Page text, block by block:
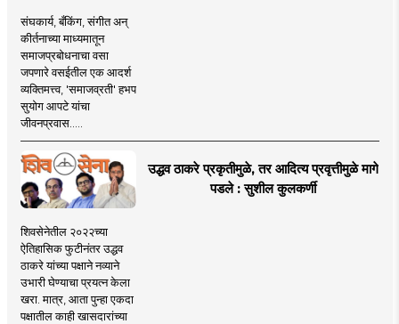
संघकार्य, बँकिंग, संगीत अन्
कीर्तनाच्या माध्यमातून
समाजप्रबोधनाचा वसा
जपणारे वसईतील एक आदर्श
व्यक्तिमत्त्व, 'समाजव्रती' हभप
सुयोग आपटे यांचा
जीवनप्रवास.....
उद्धव ठाकरे प्रकृतीमुळे, तर आदित्य प्रवृत्तीमुळे मागे
पडले : सुशील कुलकर्णी
शिवसेनेतील २०२२च्या
ऐतिहासिक फुटीनंतर उद्धव
ठाकरे यांच्या पक्षाने नव्याने
उभारी घेण्याचा प्रयत्न केला
खरा. मात्र, आता पुन्हा एकदा
पक्षातील काही खासदारांच्या